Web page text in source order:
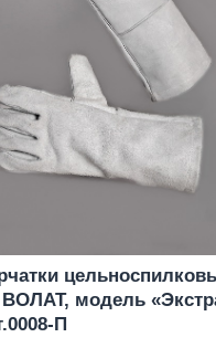
модель
П